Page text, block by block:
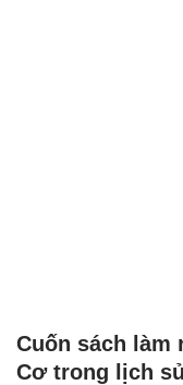
Cuốn sách làm
Cơ trong lịch